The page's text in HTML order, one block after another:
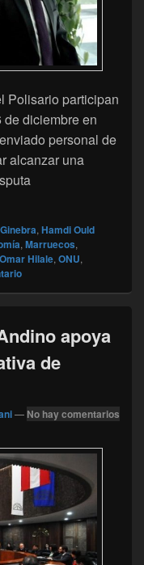
Polisario participan
diciembre en
personal de
alcanzar una
Argelia, Mauritania y
Ginebra, Hamdi Ould
, Marruecos,
Omar Hilale, ONU,
apoya
de
— No hay comentarios